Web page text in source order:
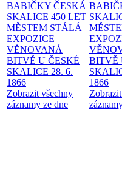
BABIČKY ČESKÁ
SKALICE 450 LET
MĚSTEM STÁLÁ
EXPOZICE
VĚNOVANÁ
BITVĚ U ČESKÉ
SKALICE 28. 6.
1866
Zobrazit všechny
záznamy ze dne
BITVĚ
1866